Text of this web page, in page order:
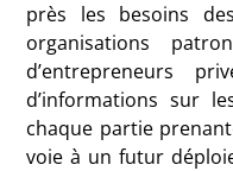
près les besoins
organisations
d’entrepreneurs
d’informations sur
chaque partie
voie à un futur